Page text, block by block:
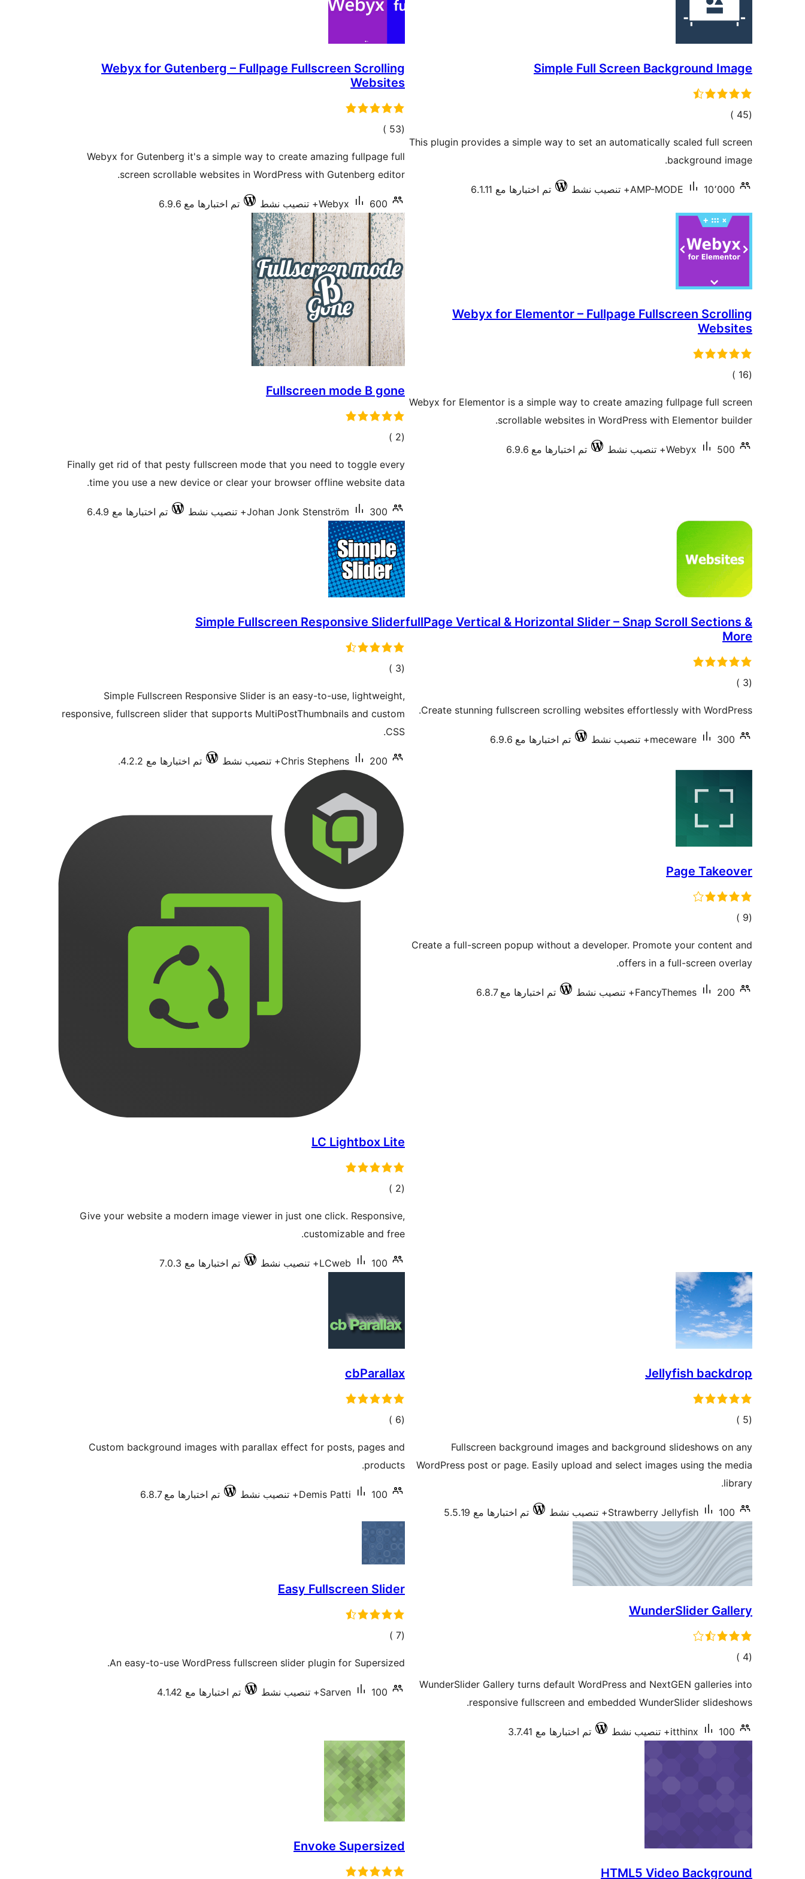
Simple Full Screen Background Image
(45
إجمالي)
This plugin provides a simple way to set an automatically scaled full screen
background image.
AMP-MODE 10٬000+ تنصيب نشط تم اختبارها مع 6.1.11
Webyx for Gutenberg – Fullpage Fullscreen Scrolling
Websites
(53
إجمالي)
Webyx for Gutenberg it's a simple way to create amazing fullpage full
screen scrollable websites in WordPress with Gutenberg editor.
Webyx 600+ تنصيب نشط تم اختبارها مع 6.9.6
Webyx for Elementor – Fullpage Fullscreen Scrolling
Websites
(16
إجمالي)
Webyx for Elementor is a simple way to create amazing fullpage full screen
scrollable websites in WordPress with Elementor builder.
Webyx 500+ تنصيب نشط تم اختبارها مع 6.9.6
Fullscreen mode B gone
(2
إجمالي)
Finally get rid of that pesty fullscreen mode that you need to toggle every
time you use a new device or clear your browser offline website data.
Johan Jonk Stenström 300+ تنصيب نشط تم اختبارها مع 6.4.9
fullPage Vertical & Horizontal Slider – Snap Scroll Sections &
More
(3
إجمالي)
Create stunning fullscreen scrolling websites effortlessly with WordPress.
meceware 300+ تنصيب نشط تم اختبارها مع 6.9.6
Simple Fullscreen Responsive Slider
(3
إجمالي)
Simple Fullscreen Responsive Slider is an easy-to-use, lightweight,
responsive, fullscreen slider that supports MultiPostThumbnails and custom
CSS.
Chris Stephens 200+ تنصيب نشط تم اختبارها مع 4.2.2.
Page Takeover
(9
إجمالي)
Create a full-screen popup without a developer. Promote your content and
offers in a full-screen overlay.
FancyThemes 200+ تنصيب نشط تم اختبارها مع 6.8.7
LC Lightbox Lite
(2
إجمالي)
Give your website a modern image viewer in just one click. Responsive,
customizable and free.
LCweb 100+ تنصيب نشط تم اختبارها مع 7.0.3
Jellyfish backdrop
(5
إجمالي)
Fullscreen background images and background slideshows on any
WordPress post or page. Easily upload and select images using the media
library.
Strawberry Jellyfish 100+ تنصيب نشط تم اختبارها مع 5.5.19
cbParallax
(6
إجمالي)
Custom background images with parallax effect for posts, pages and
products.
Demis Patti 100+ تنصيب نشط تم اختبارها مع 6.8.7
WunderSlider Gallery
(4
إجمالي)
WunderSlider Gallery turns default WordPress and NextGEN galleries into
responsive fullscreen and embedded WunderSlider slideshows.
itthinx 100+ تنصيب نشط تم اختبارها مع 3.7.41
Easy Fullscreen Slider
(7
إجمالي)
An easy-to-use WordPress fullscreen slider plugin for Supersized.
Sarven 100+ تنصيب نشط تم اختبارها مع 4.1.42
HTML5 Video Background
Envoke Supersized